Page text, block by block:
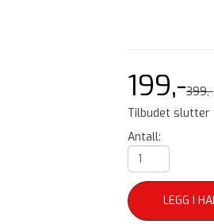
199,-399,-
Tilbudet slutter
Antall:
LEGG I